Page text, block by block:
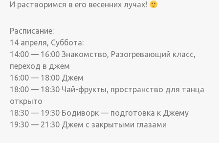
И растворимся в его весенних лучах!
Расписание:
14 апреля, Суббота:
14:00 — 16:00 Знакомство, Разогревающий класс,
переход в джем
16:00 — 18:00 Джем
18:00 — 18:30 Чай-фрукты, пространство для танца
открыто
18:30 — 19:30 Бодиворк — подготовка к Джему
19:30 — 21:30 Джем с закрытыми глазами